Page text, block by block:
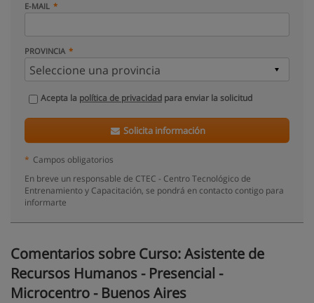
E-MAIL
PROVINCIA
Acepta la política de privacidad para enviar la solicitud
Solicita información
* Campos obligatorios
En breve un responsable de CTEC - Centro Tecnológico de
Entrenamiento y Capacitación, se pondrá en contacto contigo para
informarte
Comentarios sobre Curso: Asistente de
Recursos Humanos - Presencial -
Microcentro - Buenos Aires